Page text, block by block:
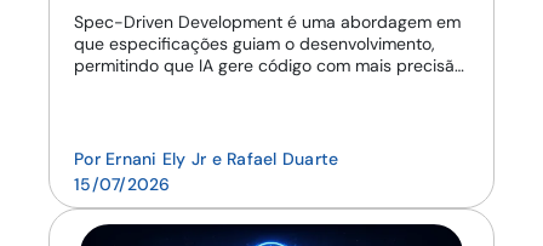
Spec-Driven Development é uma abordagem em
que especificações guiam o desenvolvimento,
permitindo que IA gere código com mais precisão
Por Ernani Ely Jr e Rafael Duarte
15/07/2026